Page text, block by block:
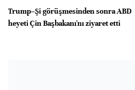
Trump–Şi görüşmesinden sonra ABD
heyeti Çin Başbakanı'nı ziyaret etti